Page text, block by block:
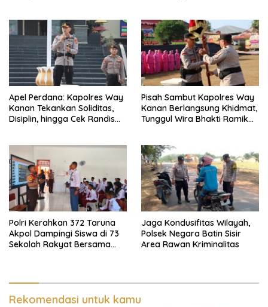
Apel Perdana: Kapolres Way
Kanan Tekankan Soliditas,
Disiplin, hingga Cek Randis
Pisah Sambut Kapolres Way
Kanan Berlangsung Khidmat,
Tunggul Wira Bhakti Ramik
Polri Kerahkan 372 Taruna
Akpol Dampingi Siswa di 73
Sekolah Rakyat Bersama
Jaga Kondusifitas Wilayah,
Polsek Negara Batin Sisir
Area Rawan Kriminalitas
Rekomendasi untuk kamu